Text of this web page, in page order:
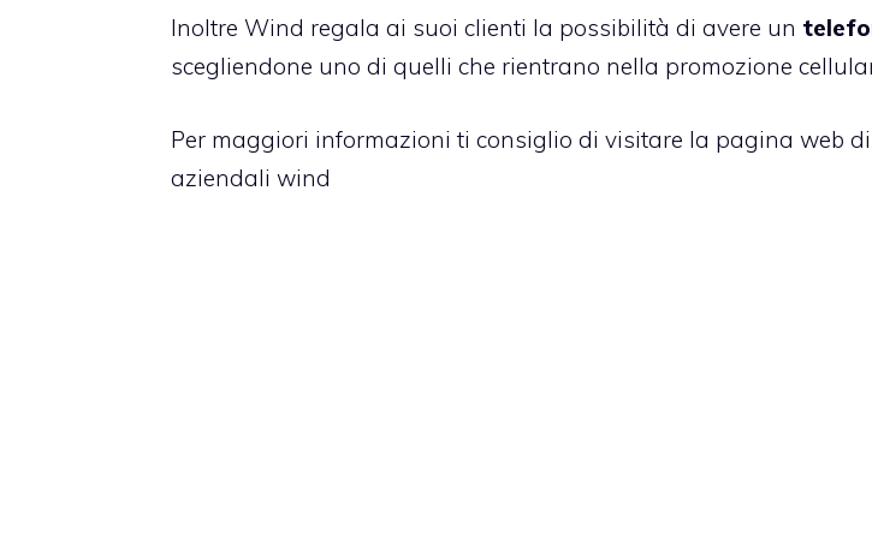
Inoltre Wind regala ai suoi clienti la possibilità di avere un
scegliendone uno di quelli che rientrano nella promozione
Per maggiori informazioni ti consiglio di visitare la pagina web
aziendali wind